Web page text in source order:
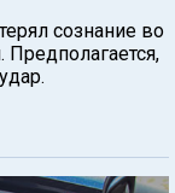
сознание во